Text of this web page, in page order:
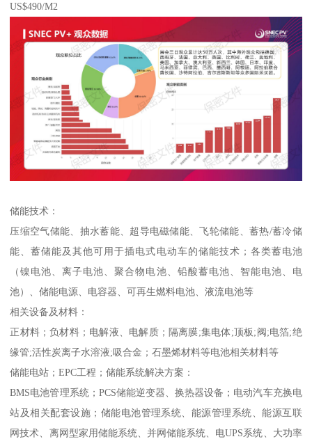
US$490/M2
储能技术：
压缩空气储能、抽水蓄能、超导电磁储能、飞轮储能、蓄热/蓄冷储
能、蓄储能及其他可用于插电式电动车的储能技术；各类蓄电池
（镍电池、离子电池、聚合物电池、铅酸蓄电池、智能电池、电
池）、储能电源、电容器、可再生燃料电池、液流电池等
相关设备及材料：
正材料；负材料；电解液、电解质；隔离膜;集电体;顶板;阀;电箔;绝
缘管;活性炭离子水溶液;吸合金；石墨烯材料等电池相关材料等
储能电站；EPC工程；储能系统解决方案：
BMS电池管理系统；PCS储能逆变器、换热器设备；电动汽车充换电
站及相关配套设施；储能电池管理系统、能源管理系统、能源互联
网技术、离网型家用储能系统、并网储能系统、电UPS系统、大功率